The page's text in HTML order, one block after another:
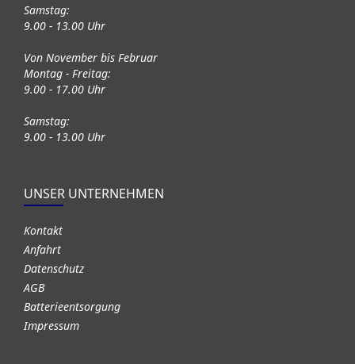
Samstag:
9.00 - 13.00 Uhr
Von November bis Februar
Montag - Freitag:
9.00 - 17.00 Uhr
Samstag:
9.00 - 13.00 Uhr
UNSER UNTERNEHMEN
Kontakt
Anfahrt
Datenschutz
AGB
Batterieentsorgung
Impressum